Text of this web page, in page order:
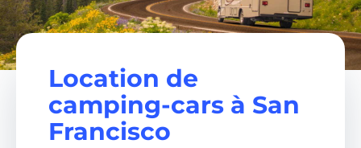
Location de
camping-cars à San
Francisco